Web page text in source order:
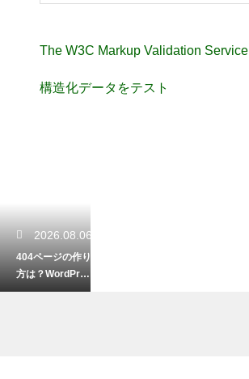
The W3C Markup Validation Service
構造化データをテスト
2026.08.06
404ページの作り
方は？WordPres
sでエラーページ